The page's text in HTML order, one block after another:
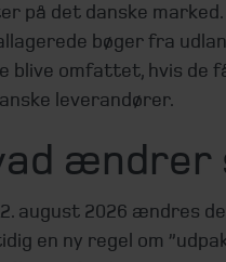
på det danske
bøger fra
blive omfattet, hvis de
leverandører.
ændrer
august 2026 ændres
en ny regel om